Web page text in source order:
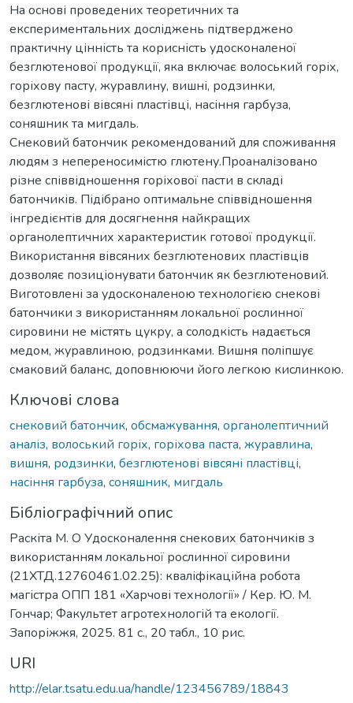
На основі проведених теоретичних та
експериментальних досліджень підтверджено
практичну цінність та корисність удосконаленої
безглютенової продукції, яка включає волоський горіх,
горіхову пасту, журавлину, вишні, родзинки,
безглютенові вівсяні пластівці, насіння гарбуза,
соняшник та мигдаль.
Снековий батончик рекомендований для споживання
людям з непереносимістю глютену.Проаналізовано
різне співвідношення горіхової пасти в складі
батончиків. Підібрано оптимальне співвідношення
інгредієнтів для досягнення найкращих
органолептичних характеристик готової продукції.
Використання вівсяних безглютенових пластівців
дозволяє позиціонувати батончик як безглютеновий.
Виготовлені за удосконаленою технологією снекові
батончики з використанням локальної рослинної
сировини не містять цукру, а солодкість надається
медом, журавлиною, родзинками. Вишня поліпшує
смаковий баланс, доповнюючи його легкою кислинкою.
Ключові слова
снековий батончик, обсмажування, органолептичний
аналіз, волоський горіх, горіхова паста, журавлина,
вишня, родзинки, безглютенові вівсяні пластівці,
насіння гарбуза, соняшник, мигдаль
Бібліографічний опис
Раскіта М. О Удосконалення снекових батончиків з
використанням локальної рослинної сировини
(21ХТД.12760461.02.25): кваліфікаційна робота
магістра ОПП 181 «Харчові технології» / Кер. Ю. М.
Гончар; Факультет агротехнологій та екології.
Запоріжжя, 2025. 81 с., 20 табл., 10 рис.
URI
http://elar.tsatu.edu.ua/handle/123456789/18843